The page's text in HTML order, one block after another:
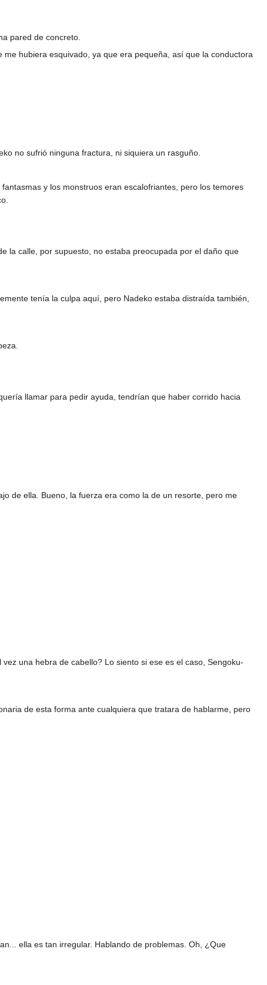
pared de concreto.
hubiera esquivado, ya que era pequeña, así que la conductora
no sufrió ninguna fractura, ni siquiera un rasguño.
y los monstruos eran escalofriantes, pero los temores
la calle, por supuesto, no estaba preocupada por el daño que
tenía la culpa aquí, pero Nadeko estaba distraída también,
llamar para pedir ayuda, tendrían que haber corrido hacia
de ella. Bueno, la fuerza era como la de un resorte, pero me
una hebra de cabello? Lo siento si ese es el caso, Sengoku-
de esta forma ante cualquiera que tratara de hablarme, pero
ella es tan irregular. Hablando de problemas. Oh, ¿Que